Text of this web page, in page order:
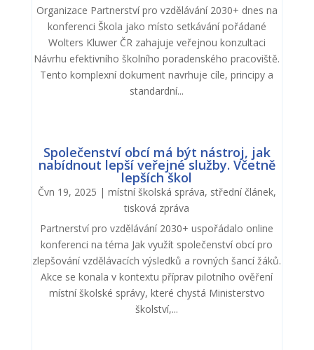
Organizace Partnerství pro vzdělávání 2030+ dnes na
konferenci Škola jako místo setkávání pořádané
Wolters Kluwer ČR zahajuje veřejnou konzultaci
Návrhu efektivního školního poradenského pracoviště.
Tento komplexní dokument navrhuje cíle, principy a
standardní...
Společenství obcí má být nástroj, jak
nabídnout lepší veřejné služby. Včetně
lepších škol
Čvn 19, 2025 | místní školská správa, střední článek,
tisková zpráva
Partnerství pro vzdělávání 2030+ uspořádalo online
konferenci na téma Jak využít společenství obcí pro
zlepšování vzdělávacích výsledků a rovných šancí žáků.
Akce se konala v kontextu příprav pilotního ověření
místní školské správy, které chystá Ministerstvo
školství,...